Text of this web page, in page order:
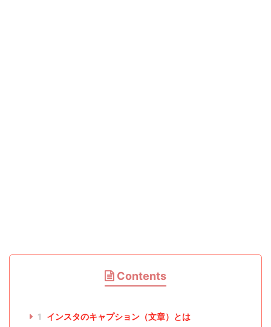
Contents
1 インスタのキャプション（文章）とは